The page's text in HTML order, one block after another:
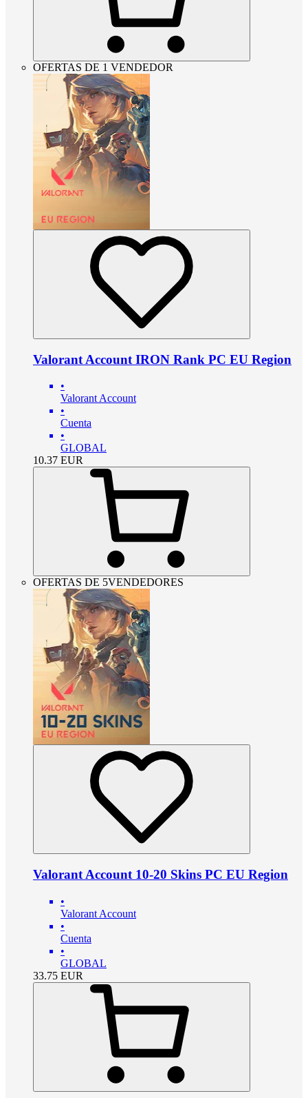
OFERTAS DE 1 VENDEDOR
Valorant Account IRON Rank PC EU Region
•
Valorant Account
•
Cuenta
•
GLOBAL
10.37 EUR
OFERTAS DE 5VENDEDORES
Valorant Account 10-20 Skins PC EU Region
•
Valorant Account
•
Cuenta
•
GLOBAL
33.75 EUR